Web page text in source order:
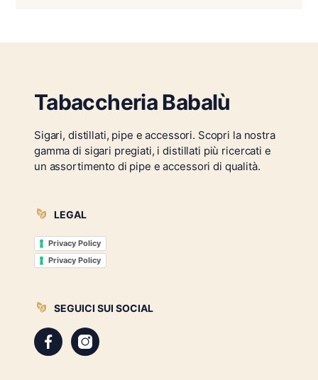
Tabaccheria Babalù
Sigari, distillati, pipe e accessori. Scopri la nostra
gamma di sigari pregiati, i distillati più ricercati e
un assortimento di pipe e accessori di qualità.
LEGAL
Privacy Policy
Privacy Policy
SEGUICI SUI SOCIAL